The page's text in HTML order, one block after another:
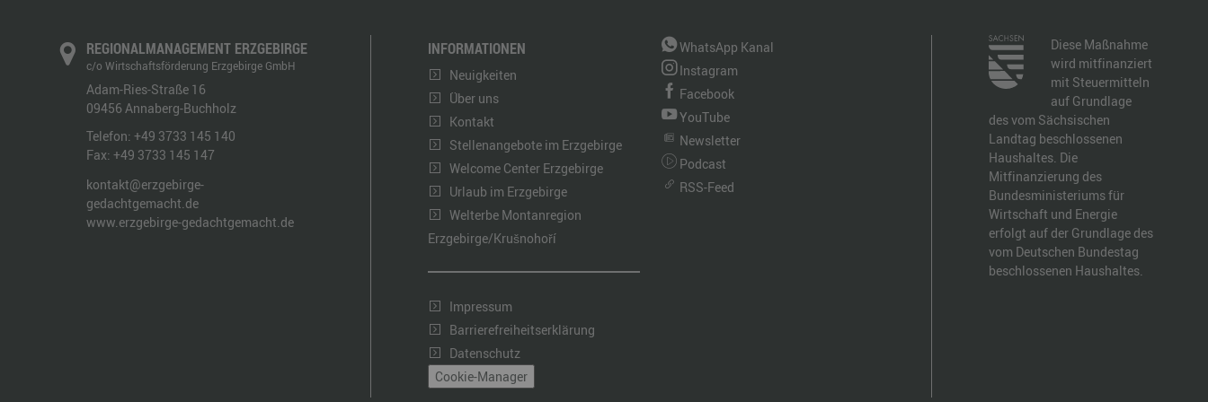
REGIONALMANAGEMENT ERZGEBIRGE
c/o Wirtschaftsförderung Erzgebirge GmbH
Adam-Ries-Straße 16
09456 Annaberg-Buchholz
Telefon: +49 3733 145 140
Fax: +49 3733 145 147
kontakt@erzgebirge-
gedachtgemacht.de
www.erzgebirge-gedachtgemacht.de
INFORMATIONEN
Neuigkeiten
Über uns
Kontakt
Stellenangebote im Erzgebirge
Welcome Center Erzgebirge
Urlaub im Erzgebirge
Welterbe Montanregion
Erzgebirge/Krušnohoří
Impressum
Barrierefreiheitserklärung
Datenschutz
Cookie-Manager
WhatsApp Kanal
Instagram
Facebook
YouTube
Newsletter
Podcast
RSS-Feed
Diese Maßnahme
wird mitfinanziert
mit Steuermitteln
auf Grundlage
des vom Sächsischen
Landtag beschlossenen
Haushaltes. Die
Mitfinanzierung des
Bundesministeriums für
Wirtschaft und Energie
erfolgt auf der Grundlage des
vom Deutschen Bundestag
beschlossenen Haushaltes.